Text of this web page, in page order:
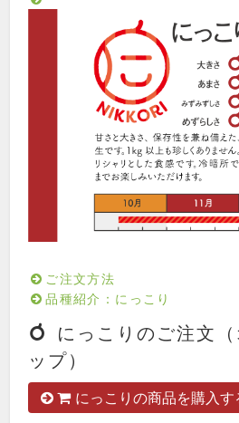
ご注文方法
品種紹介：にっこり
にっこりのご注文
ップ）
にっこりの商品を購入す